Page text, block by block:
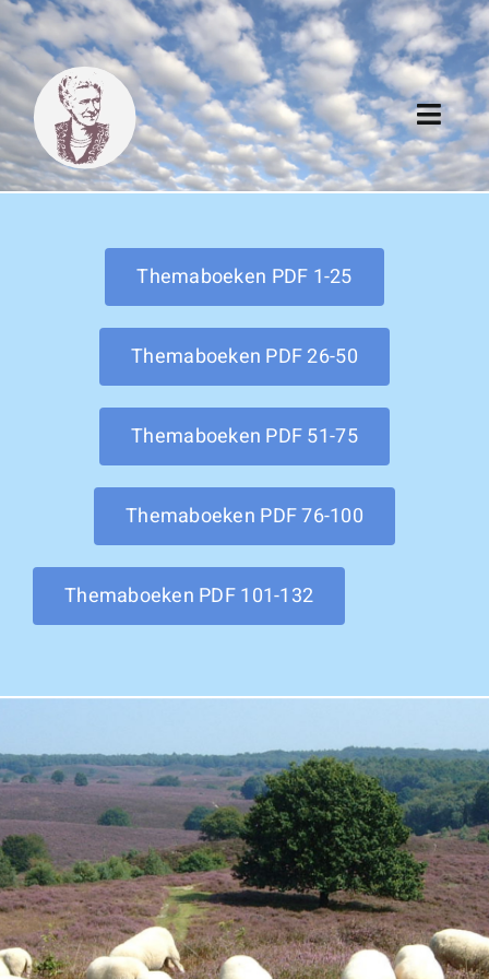
Skip
to
content
Algemeen
Register
Links
Themaboeken PDF 1-25
Themaboeken PDF 26-50
Themaboeken PDF 51-75
Themaboeken PDF 76-100
Themaboeken PDF 101-132